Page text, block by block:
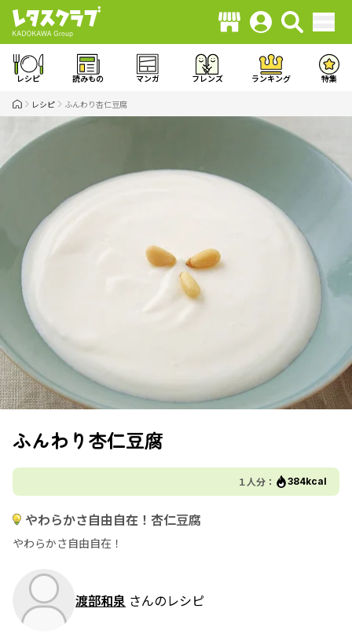
レシピ 読みもの マンガ フレンズ ランキング 特集
レシピ ふんわり杏仁豆腐
ふんわり杏仁豆腐
１人分： 384kcal
やわらかさ自由自在！杏仁豆腐
やわらかさ自由自在！
渡部和泉 さんのレシピ